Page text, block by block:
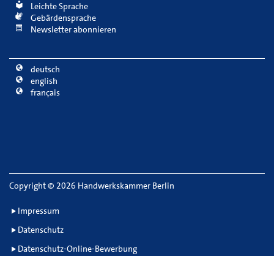
Leichte Sprache
Gebärdensprache
Newsletter abonnieren
deutsch
english
français
Copyright© 2026 Handwerkskammer Berlin
Impressum
Datenschutz
Datenschutz-Online-Bewerbung